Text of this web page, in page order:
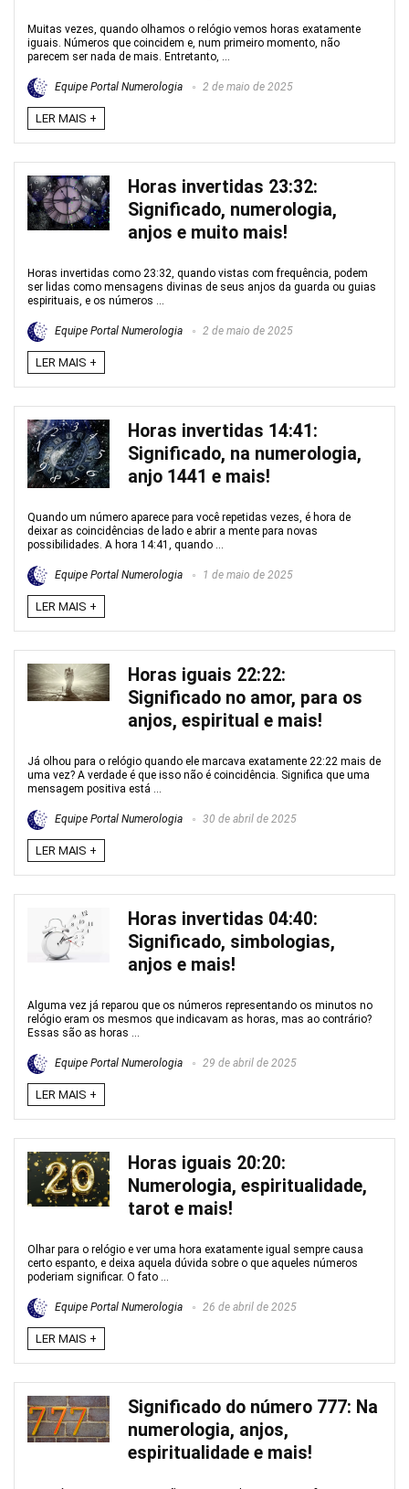
Muitas vezes, quando olhamos o relógio vemos horas exatamente
iguais. Números que coincidem e, num primeiro momento, não
parecem ser nada de mais. Entretanto, ...
Equipe Portal Numerologia 2 de maio de 2025
LER MAIS +
Horas invertidas 23:32:
Significado, numerologia,
anjos e muito mais!
Horas invertidas como 23:32, quando vistas com frequência, podem
ser lidas como mensagens divinas de seus anjos da guarda ou guias
espirituais, e os números ...
Equipe Portal Numerologia 2 de maio de 2025
LER MAIS +
Horas invertidas 14:41:
Significado, na numerologia,
anjo 1441 e mais!
Quando um número aparece para você repetidas vezes, é hora de
deixar as coincidências de lado e abrir a mente para novas
possibilidades. A hora 14:41, quando ...
Equipe Portal Numerologia 1 de maio de 2025
LER MAIS +
Horas iguais 22:22:
Significado no amor, para os
anjos, espiritual e mais!
Já olhou para o relógio quando ele marcava exatamente 22:22 mais de
uma vez? A verdade é que isso não é coincidência. Significa que uma
mensagem positiva está ...
Equipe Portal Numerologia 30 de abril de 2025
LER MAIS +
Horas invertidas 04:40:
Significado, simbologias,
anjos e mais!
Alguma vez já reparou que os números representando os minutos no
relógio eram os mesmos que indicavam as horas, mas ao contrário?
Essas são as horas ...
Equipe Portal Numerologia 29 de abril de 2025
LER MAIS +
Horas iguais 20:20:
Numerologia, espiritualidade,
tarot e mais!
Olhar para o relógio e ver uma hora exatamente igual sempre causa
certo espanto, e deixa aquela dúvida sobre o que aqueles números
poderiam significar. O fato ...
Equipe Portal Numerologia 26 de abril de 2025
LER MAIS +
Significado do número 777: Na
numerologia, anjos,
espiritualidade e mais!